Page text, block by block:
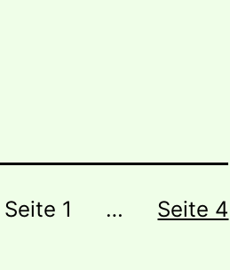
Seite 1 … Seite 4